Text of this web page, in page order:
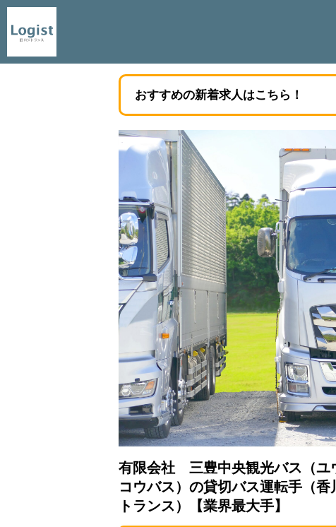
おすすめの新着求人はこちら！
有限会社 三豊中央観光バス（
コウバス）の貸切バス運転手（
トランス）【業界最大手】